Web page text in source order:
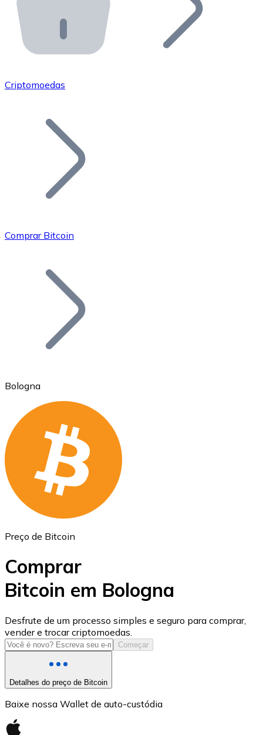
API Bitnovo
Integre nossa API no seu ecossistema.
Junte-se à nossa rede de revendedores e comercialize
Adicione o token do seu projeto ao nosso serviço de
Bitcoin
Ethereum
ETH
USD Coin
USDC
Criptomoedas
Comprar Bitcoin
Bologna
Preço de Bitcoin
Comprar
Bitcoin em Bologna
Desfrute de um processo simples e seguro para comprar,
vender e trocar criptomoedas.
Começar
Detalhes do preço de Bitcoin
Baixe nossa Wallet de auto-custódia